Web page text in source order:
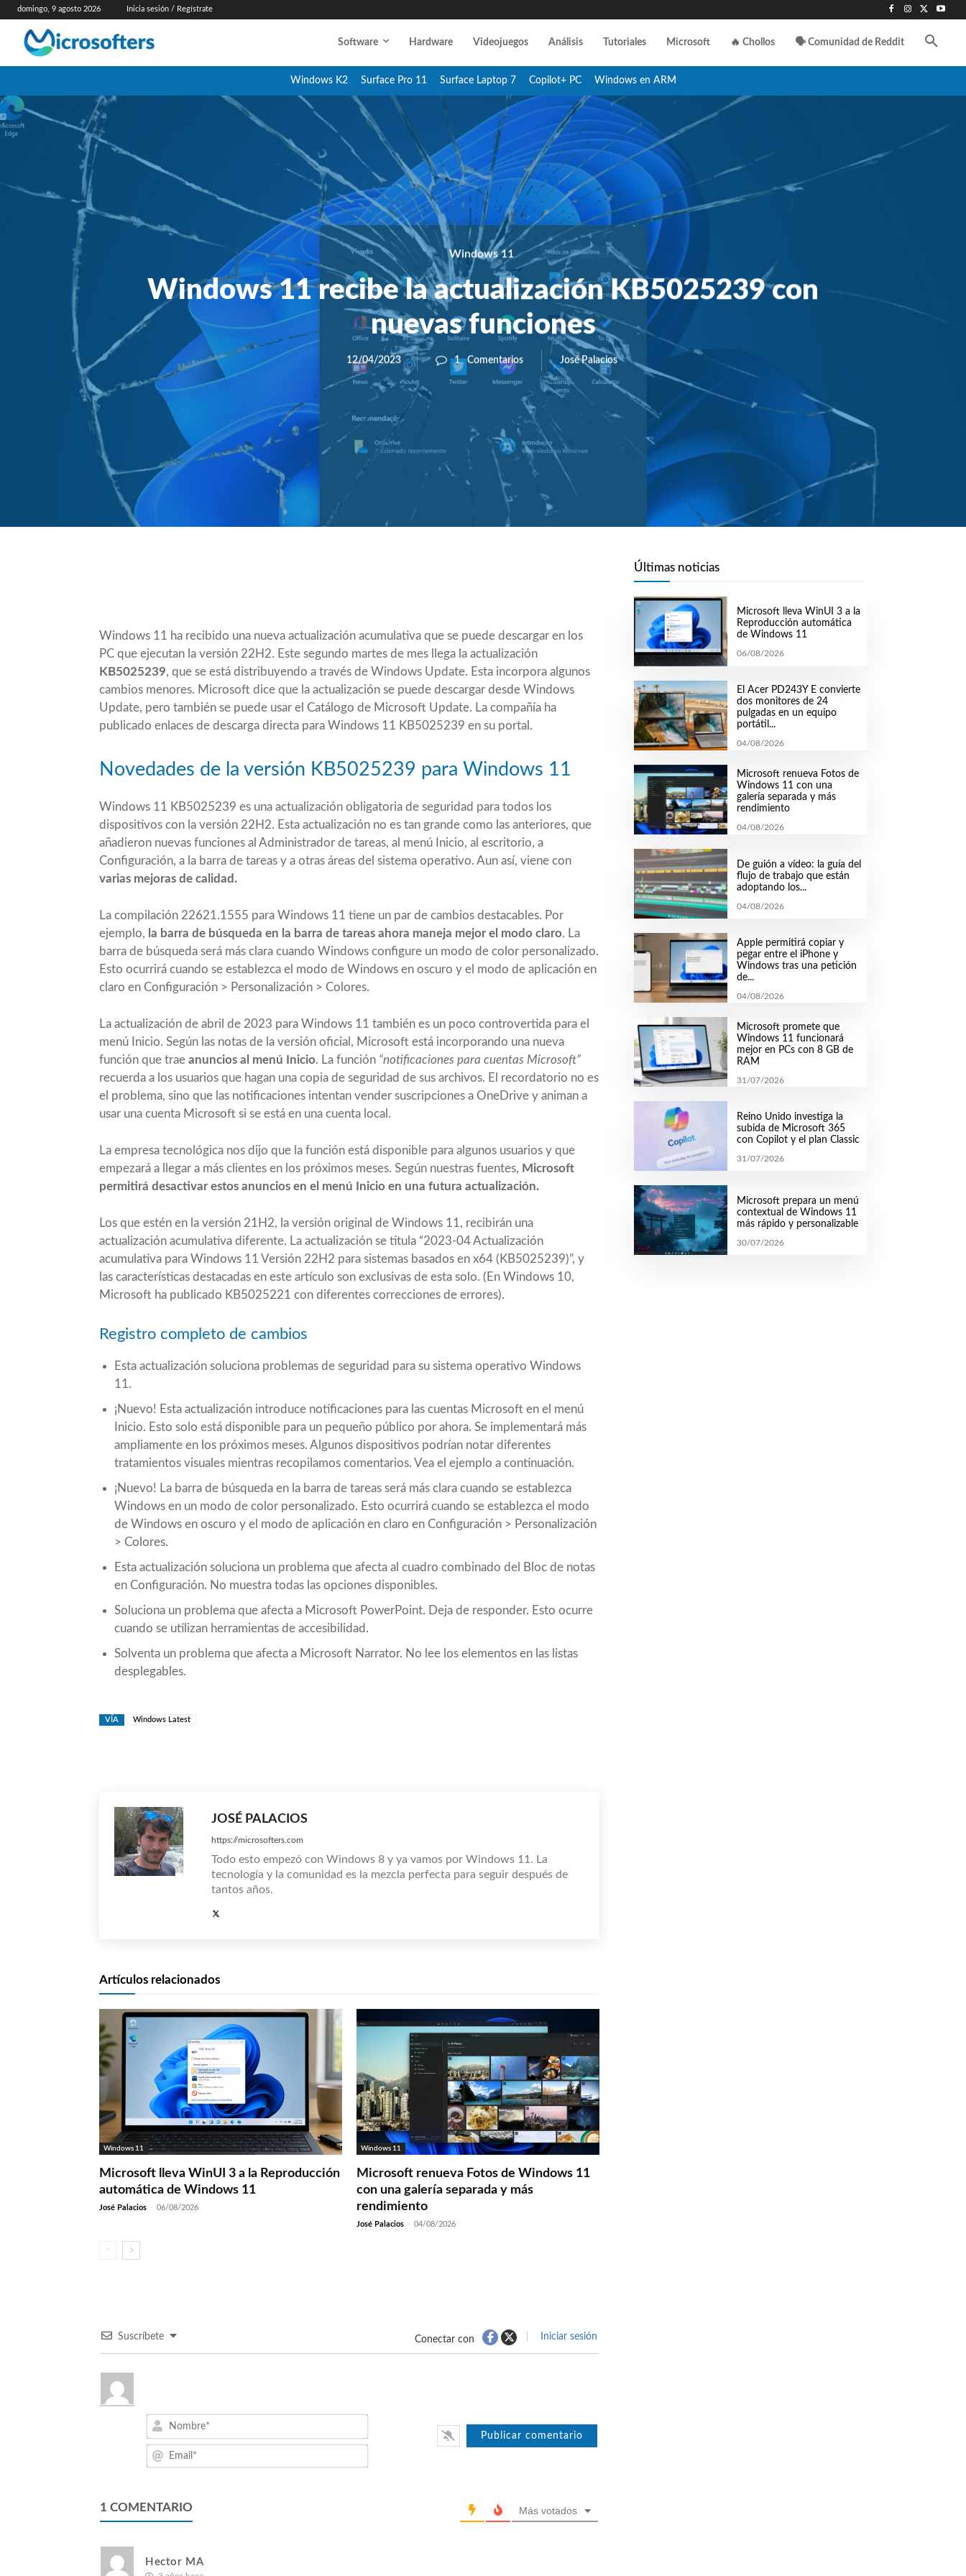
domingo, 9 agosto 2026 Inicia sesión / Regístrate
Software Hardware Videojuegos Análisis Tutoriales Microsoft 🔥 Chollos 🗣️ Comunidad de Reddit
Windows K2 Surface Pro 11 Surface Laptop 7 Copilot+ PC Windows en ARM
Windows 11
Windows 11 recibe la actualización KB5025239 con
nuevas funciones
12/04/2023 1 Comentarios José Palacios
Windows 11 ha recibido una nueva actualización acumulativa que se puede descargar en los
PC que ejecutan la versión 22H2. Este segundo martes de mes llega la actualización
KB5025239, que se está distribuyendo a través de Windows Update. Esta incorpora algunos
cambios menores. Microsoft dice que la actualización se puede descargar desde Windows
Update, pero también se puede usar el Catálogo de Microsoft Update. La compañía ha
publicado enlaces de descarga directa para Windows 11 KB5025239 en su portal.
Novedades de la versión KB5025239 para Windows 11
Windows 11 KB5025239 es una actualización obligatoria de seguridad para todos los
dispositivos con la versión 22H2. Esta actualización no es tan grande como las anteriores, que
añadieron nuevas funciones al Administrador de tareas, al menú Inicio, al escritorio, a
Configuración, a la barra de tareas y a otras áreas del sistema operativo. Aun así, viene con
varias mejoras de calidad.
La compilación 22621.1555 para Windows 11 tiene un par de cambios destacables. Por
ejemplo, la barra de búsqueda en la barra de tareas ahora maneja mejor el modo claro. La
barra de búsqueda será más clara cuando Windows configure un modo de color personalizado.
Esto ocurrirá cuando se establezca el modo de Windows en oscuro y el modo de aplicación en
claro en Configuración > Personalización > Colores.
La actualización de abril de 2023 para Windows 11 también es un poco controvertida para el
menú Inicio. Según las notas de la versión oficial, Microsoft está incorporando una nueva
función que trae anuncios al menú Inicio. La función “notificaciones para cuentas Microsoft”
recuerda a los usuarios que hagan una copia de seguridad de sus archivos. El recordatorio no es
el problema, sino que las notificaciones intentan vender suscripciones a OneDrive y animan a
usar una cuenta Microsoft si se está en una cuenta local.
La empresa tecnológica nos dijo que la función está disponible para algunos usuarios y que
empezará a llegar a más clientes en los próximos meses. Según nuestras fuentes, Microsoft
permitirá desactivar estos anuncios en el menú Inicio en una futura actualización.
Los que estén en la versión 21H2, la versión original de Windows 11, recibirán una
actualización acumulativa diferente. La actualización se titula “2023-04 Actualización
acumulativa para Windows 11 Versión 22H2 para sistemas basados en x64 (KB5025239)”, y
las características destacadas en este artículo son exclusivas de esta solo. (En Windows 10,
Microsoft ha publicado KB5025221 con diferentes correcciones de errores).
Registro completo de cambios
Esta actualización soluciona problemas de seguridad para su sistema operativo Windows
11.
¡Nuevo! Esta actualización introduce notificaciones para las cuentas Microsoft en el menú
Inicio. Esto solo está disponible para un pequeño público por ahora. Se implementará más
ampliamente en los próximos meses. Algunos dispositivos podrían notar diferentes
tratamientos visuales mientras recopilamos comentarios. Vea el ejemplo a continuación.
¡Nuevo! La barra de búsqueda en la barra de tareas será más clara cuando se establezca
Windows en un modo de color personalizado. Esto ocurrirá cuando se establezca el modo
de Windows en oscuro y el modo de aplicación en claro en Configuración > Personalización
> Colores.
Esta actualización soluciona un problema que afecta al cuadro combinado del Bloc de notas
en Configuración. No muestra todas las opciones disponibles.
Soluciona un problema que afecta a Microsoft PowerPoint. Deja de responder. Esto ocurre
cuando se utilizan herramientas de accesibilidad.
Solventa un problema que afecta a Microsoft Narrator. No lee los elementos en las listas
desplegables.
VÍA Windows Latest
JOSÉ PALACIOS
https://microsofters.com
Todo esto empezó con Windows 8 y ya vamos por Windows 11. La
tecnología y la comunidad es la mezcla perfecta para seguir después de
tantos años.
Artículos relacionados
Windows 11
Microsoft lleva WinUI 3 a la Reproducción
automática de Windows 11
José Palacios - 06/08/2026
Windows 11
Microsoft renueva Fotos de Windows 11
con una galería separada y más
rendimiento
José Palacios - 04/08/2026
Suscríbete Conectar con Iniciar sesión
1 COMENTARIO Más votados
Hector MA
Últimas noticias
Microsoft lleva WinUI 3 a la
Reproducción automática
de Windows 11
06/08/2026
El Acer PD243Y E convierte
dos monitores de 24
pulgadas en un equipo
portátil...
04/08/2026
Microsoft renueva Fotos de
Windows 11 con una
galería separada y más
rendimiento
04/08/2026
De guión a vídeo: la guía del
flujo de trabajo que están
adoptando los...
04/08/2026
Apple permitirá copiar y
pegar entre el iPhone y
Windows tras una petición
de...
04/08/2026
Microsoft promete que
Windows 11 funcionará
mejor en PCs con 8 GB de
RAM
31/07/2026
Reino Unido investiga la
subida de Microsoft 365
con Copilot y el plan Classic
31/07/2026
Microsoft prepara un menú
contextual de Windows 11
más rápido y personalizable
30/07/2026